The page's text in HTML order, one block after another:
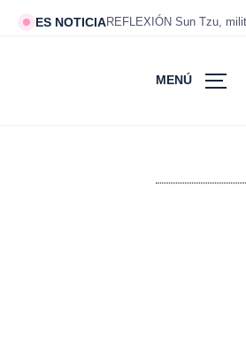
ES NOTICIAREFLEXIÓN Sun Tzu,
MENÚ